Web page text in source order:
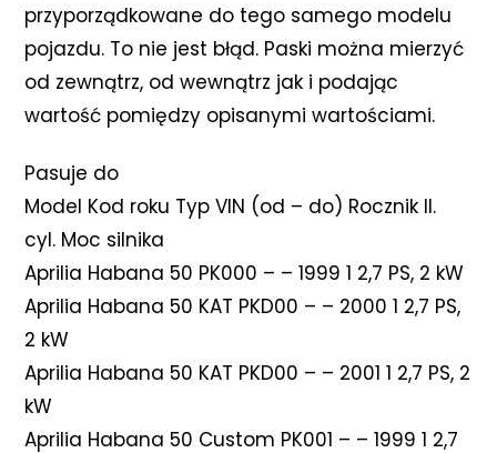
przyporządkowane do tego samego modelu
pojazdu. To nie jest błąd. Paski można mierzyć
od zewnątrz, od wewnątrz jak i podając
wartość pomiędzy opisanymi wartościami.
Pasuje do
Model Kod roku Typ VIN (od – do) Rocznik Il.
cyl. Moc silnika
Aprilia Habana 50 PK000 – – 1999 1 2,7 PS, 2 kW
Aprilia Habana 50 KAT PKD00 – – 2000 1 2,7 PS,
2 kW
Aprilia Habana 50 KAT PKD00 – – 2001 1 2,7 PS, 2
kW
Aprilia Habana 50 Custom PK001 – – 1999 1 2,7